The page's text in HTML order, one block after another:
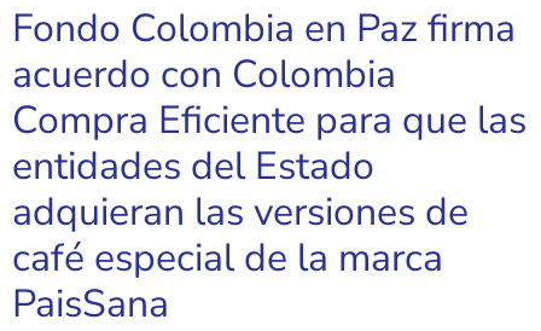
Fondo Colombia en Paz firma
acuerdo con Colombia
Compra Eficiente para que las
entidades del Estado
adquieran las versiones de
café especial de la marca
PaisSana